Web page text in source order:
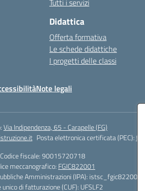
Tutti i servizi
Didattica
Offerta formativa
Le schede didattiche
I progetti delle classi
Note legali
Via Indipendenza, 65 - Carapelle (FG)
Posta elettronica certificata (PEC):
Codice fiscale: 90015720718
meccanografico: FGIC822001
Amministrazioni (IPA): istsc_fgic822001
unico di fatturazione (CUF): UFSLF2